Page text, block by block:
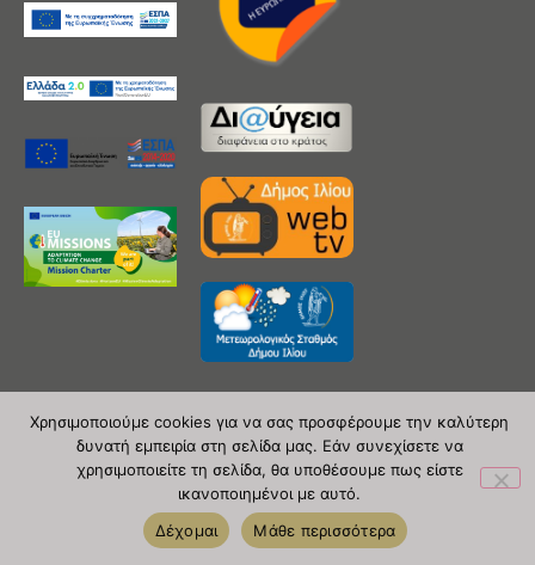
Copyright 2020 © Δήμος Ιλίου
| powered by Evolutionprojects
Χρησιμοποιούμε cookies για να σας προσφέρουμε την καλύτερη
δυνατή εμπειρία στη σελίδα μας. Εάν συνεχίσετε να
χρησιμοποιείτε τη σελίδα, θα υποθέσουμε πως είστε
ικανοποιημένοι με αυτό.
Δέχομαι
Μάθε περισσότερα